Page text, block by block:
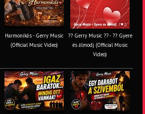
Harmonikás - Gerry Music
(Official Music Video)
?? Gerry Music ?? - ?? Gyere
és álmodj (Official Music
Video)